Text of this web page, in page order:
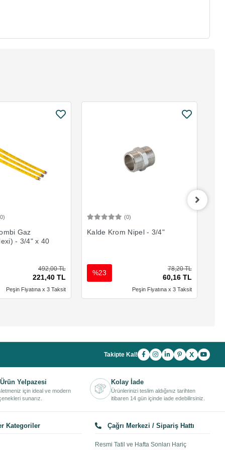
Gaz
- 3/4" x 40
492,00 TL
221,40 TL
Peşin Fiyatına x 3 Taksit
(0)
Kalde Krom Nipel - 3/4"
78,20 TL
60,16 TL
%23
Peşin Fiyatına x 3 Taksit
Takipte Kal! X
Yelpazesi
için ideal ve modern
sunarız.
Kolay İade
Ürünlerinizi teslim aldığınız tarihten
itibaren 14 gün içinde iade edebilirsiniz.
Kategoriler Çağrı Merkezi / Sipariş Hattı
Resmi Tatil ve Hafta Sonları Hariç